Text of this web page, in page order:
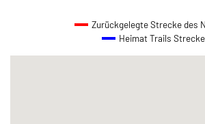
Zurückgelegte Strecke des
Heimat Trails Strecke